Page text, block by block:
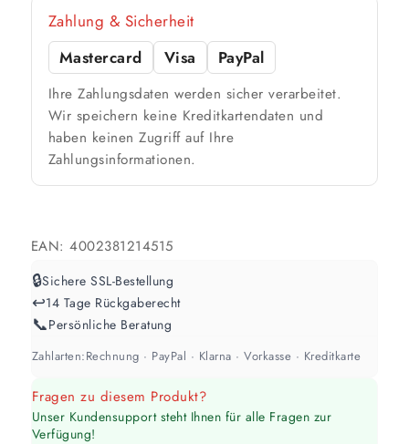
🎨 Jetziger Zustand
Farbig / dunkel
2 Anstriche empfohlen
Weiß / hell
abweichen. Für 10 % Reserve wird automatisch aufgerundet.
Zahlung & Sicherheit
Mastercard
Visa PayPal
Ihre Zahlungsdaten werden sicher verarbeitet.
Wir speichern keine Kreditkartendaten und
haben keinen Zugriff auf Ihre
Zahlungsinformationen.
EAN:4002381214515
🔒Sichere SSL-Bestellung
↩️14 Tage Rückgaberecht
📞Persönliche Beratung
Zahlarten:Rechnung · PayPal · Klarna · Vorkasse · Kreditkarte
Fragen zu diesem Produkt?
Unser Kundensupport steht Ihnen für alle Fragen zur
Verfügung!